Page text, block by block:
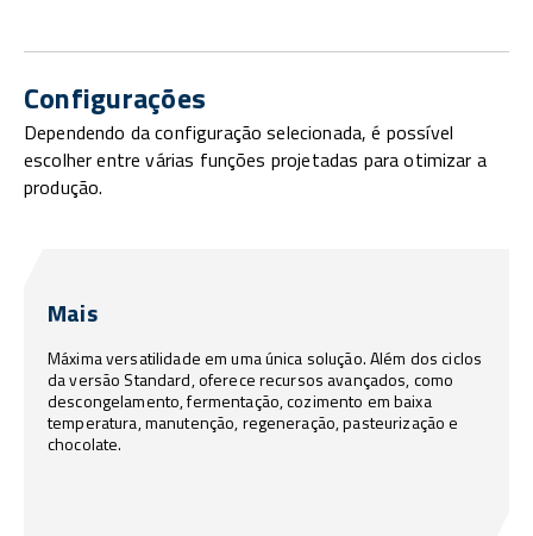
Configurações
Dependendo da configuração selecionada, é possível
escolher entre várias funções projetadas para otimizar a
produção.
Mais
Máxima versatilidade em uma única solução. Além dos ciclos
da versão Standard, oferece recursos avançados, como
descongelamento, fermentação, cozimento em baixa
temperatura, manutenção, regeneração, pasteurização e
chocolate.